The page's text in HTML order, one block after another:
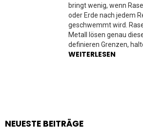
bringt wenig, wenn
oder Erde nach jedem
geschwemmt wird.
Metall lösen genau
definieren Grenzen,
WEITERLESEN
NEUESTE BEITRÄGE